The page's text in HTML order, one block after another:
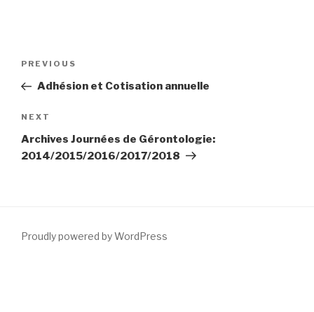
Previous
Post
PREVIOUS
Adhésion et Cotisation annuelle
Next
Post
NEXT
Archives Journées de Gérontologie:
2014/2015/2016/2017/2018
Proudly powered by WordPress